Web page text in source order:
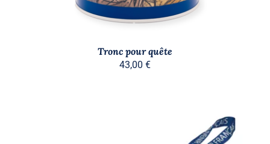
Tronc pour quête
43,00 €